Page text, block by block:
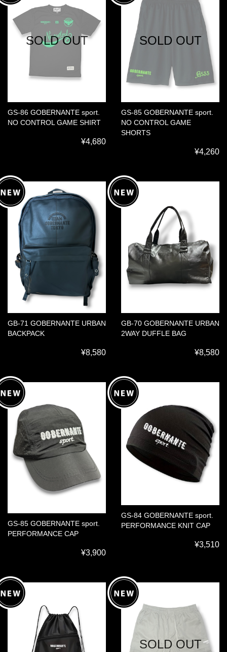
SOLD OUT
GS-86 GOBERNANTE sport.
NO CONTROL GAME SHIRT
¥4,680
SOLD OUT
GS-85 GOBERNANTE sport.
NO CONTROL GAME
SHORTS
¥4,260
GB-71 GOBERNANTE URBAN
BACKPACK
¥8,580
GB-70 GOBERNANTE URBAN
2WAY DUFFLE BAG
¥8,580
GS-85 GOBERNANTE sport.
PERFORMANCE CAP
¥3,900
GS-84 GOBERNANTE sport.
PERFORMANCE KNIT CAP
¥3,510
SOLD OUT